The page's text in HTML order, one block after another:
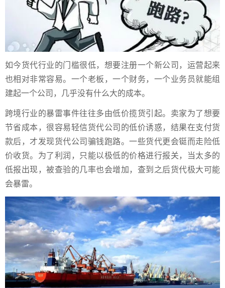
如今货代行业的门槛很低，想要注册一个新公司，运营起来
也相对非常容易。 一个老板，一个财务，一个业务员就能组
建起一个公司，几乎没有什么大的成本。
跨境行业的暴雷事件往往多由低价揽货引起。 卖家为了想要
节省成本，很容易轻信货代公司的低价诱惑，结果在支付货
款后，才发现货代公司骗钱跑路。一些货代更会铤而走险低
价收货。为了利润，只能以极低的价格进行报关，当太多的
低报出现，被查验的几率也会增加，查到之后货代极大可能
会暴雷。